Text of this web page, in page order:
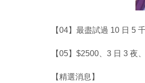
【04】最盡試過 10 日 5
【05】$2500、3 日 3 夜
【精選消息】